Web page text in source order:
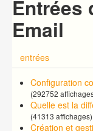
Entrées
Email
entrées
Configuration
(292752
Quelle est la
(41313 affichages)
Création et